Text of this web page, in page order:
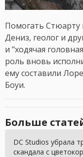
Помогать Стюарту
Дениз, геолог и
и "ходячая
роль вновь
ему составили
Боуи.
Больше
DC Studios убрала
скандала с